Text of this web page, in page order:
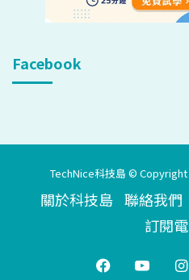
Facebook
TechNice科技島 ©
關於科技島 聯絡我們
訂閱